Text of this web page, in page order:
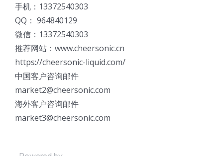
手机：13372540303
QQ： 964840129
微信：13372540303
推荐网站：www.cheersonic.cn
https://cheersonic-liquid.com/
中国客户咨询邮件
market2@cheersonic.com
海外客户咨询邮件
market3@cheersonic.com